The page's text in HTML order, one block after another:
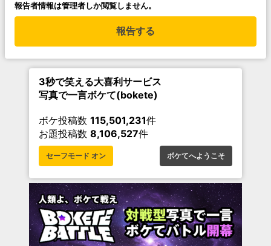
報告者情報は管理者しか閲覧しません。
報告する
3秒で笑える大喜利サービス
写真で一言ボケて(bokete)
ボケ投稿数 115,501,231件
お題投稿数 8,106,527件
セーフモード オン ボケてへようこそ